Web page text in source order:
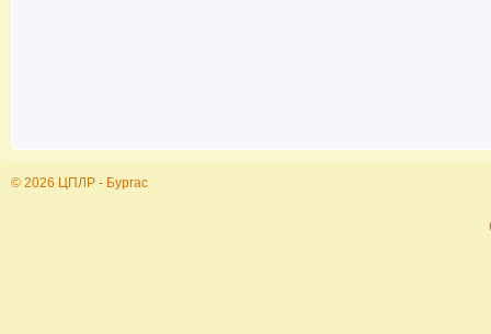
© 2026 ЦПЛР - Бургас